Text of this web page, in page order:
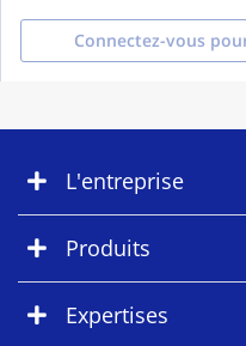
Connectez-vous
L'entreprise
Produits
Expertises